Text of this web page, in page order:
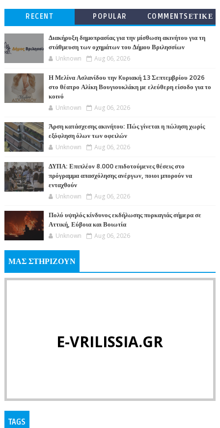
RECENT POPULAR
COMMENTSΕΤΙΚΕ
Διακήρυξη δημοπρασίας για την μίσθωση ακινήτου για τη
στάθμευση των οχημάτων του Δήμου Βριλησσίων
Unknown Aug 06, 2026
Η Μελίνα Ασλανίδου την Kυριακή 13 Σεπτεμβρίου 2026
στο θέατρο Αλίκη Βουγιουκλάκη με ελεύθερη είσοδο για το
κοινό
Unknown Aug 06, 2026
Άρση κατάσχεσης ακινήτου: Πώς γίνεται η πώληση χωρίς
εξόφληση όλων των οφειλών
Unknown Aug 06, 2026
ΔΥΠΑ: Επιπλέον 8.000 επιδοτούμενες θέσεις στο
πρόγραμμα απασχόλησης ανέργων, ποιοι μπορούν να
ενταχθούν
Unknown Aug 06, 2026
Πολύ υψηλός κίνδυνος εκδήλωσης πυρκαγιάς σήμερα σε
Αττική, Εύβοια και Βοιωτία
Unknown Aug 06, 2026
ΜΑΣ ΣΤΗΡΙΖΟΥΝ
E-VRILISSIA.GR
TAGS